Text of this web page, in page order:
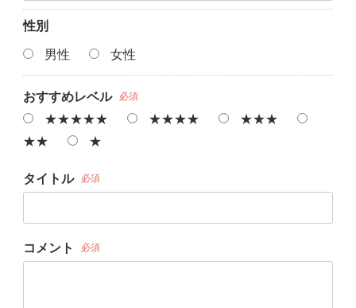
性別
男性
女性
おすすめレベル 必須
★★★★★ ★★★★
★★★
★★
★
タイトル 必須
コメント 必須